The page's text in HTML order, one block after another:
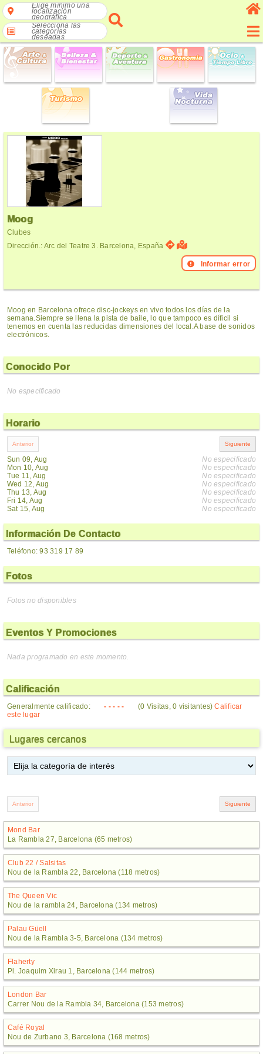
Elige mínimo una
localización
geográfica
Selecciona las
categorías
deseadas
Moog
Clubes
Dirección.: Arc del Teatre 3. Barcelona, España
Informar error
Moog en Barcelona ofrece disc-jockeys en vivo todos los días de la
semana.Siempre se llena la pista de baile, lo que tampoco es díficil si
tenemos en cuenta las reducidas dimensiones del local.A base de sonidos
electrónicos.
Conocido Por
No especificado
Horario
Sun 09, Aug
Mon 10, Aug
Tue 11, Aug
Wed 12, Aug
Thu 13, Aug
Fri 14, Aug
Sat 15, Aug
No especificado
No especificado
No especificado
No especificado
No especificado
No especificado
No especificado
Información De Contacto
Teléfono: 93 319 17 89
Fotos
Fotos no disponibles
Eventos Y Promociones
Nada programado en este momento.
Calificación
Generalmente calificado: - - - - - (0 Visitas, 0 visitantes)Calificar
este lugar
Lugares cercanos
Mond Bar
La Rambla 27, Barcelona (65 metros)
Club 22 / Salsitas
Nou de la Rambla 22, Barcelona (118 metros)
The Queen Vic
Nou de la rambla 24, Barcelona (134 metros)
Palau Güell
Nou de la Rambla 3-5, Barcelona (134 metros)
Flaherty
Pl. Joaquim Xirau 1, Barcelona (144 metros)
London Bar
Carrer Nou de la Rambla 34, Barcelona (153 metros)
Café Royal
Nou de Zurbano 3, Barcelona (168 metros)